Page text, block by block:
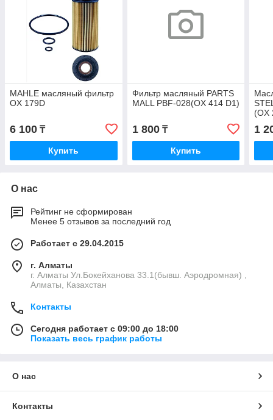
MAHLE масляный фильтр
OX 179D
6 100 ₸
Купить
Фильтр масляный PARTS
MALL PBF-028(OX 414 D1)
1 800₸
Купить
(OX
1
О нас
Рейтинг не сформирован
Менее 5 отзывов за последний год
Работает с 29.04.2015
г. Алматы
г. Алматы Ул.Бокейханова 33.1(бывш. Аэродромная) ,
Алматы, Казахстан
Контакты
Сегодня работает с 09:00 до 18:00
Показать весь график работы
О нас
Контакты